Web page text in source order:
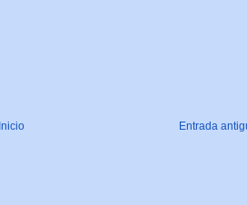
Entrada
Inicio